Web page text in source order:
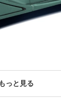
っと見る